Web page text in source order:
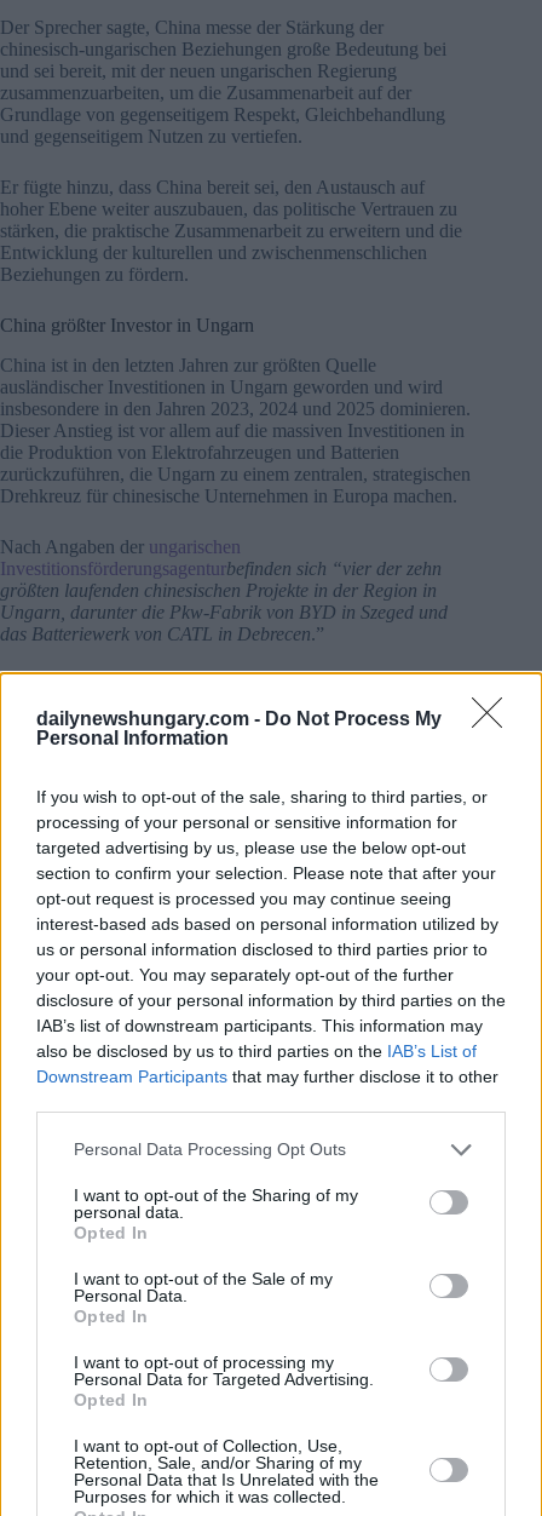
dailynewshungary.com - Do Not Process My
Personal Information
If you wish to opt-out of the sale, sharing to third parties, or
processing of your personal or sensitive information for
targeted advertising by us, please use the below opt-out
section to confirm your selection. Please note that after your
opt-out request is processed you may continue seeing
interest-based ads based on personal information utilized by
us or personal information disclosed to third parties prior to
your opt-out. You may separately opt-out of the further
disclosure of your personal information by third parties on the
IAB’s list of downstream participants. This information may
also be disclosed by us to third parties on the IAB’s List of
Downstream Participants that may further disclose it to other
Please note that this website/app uses one or more Google
not limited to your visit or usage behaviour. You may click to
grant or deny consent to Google and its third-party tags to
use your data for below specified purposes in below Google
consent section.
Personal Data Processing Opt Outs
I want to opt-out of the Sharing of my
personal data.
Opted In
I want to opt-out of the Sale of my
Personal Data.
Opted In
I want to opt-out of processing my
Personal Data for Targeted Advertising.
Opted In
I want to opt-out of Collection, Use,
Retention, Sale, and/or Sharing of my
Personal Data that Is Unrelated with the
Purposes for which it was collected.
Der Sprecher sagte, China messe der Stärkung der
chinesisch-ungarischen Beziehungen große Bedeutung bei
und sei bereit, mit der neuen ungarischen Regierung
zusammenzuarbeiten, um die Zusammenarbeit auf der
Grundlage von gegenseitigem Respekt, Gleichbehandlung
und gegenseitigem Nutzen zu vertiefen.
Er fügte hinzu, dass China bereit sei, den Austausch auf
hoher Ebene weiter auszubauen, das politische Vertrauen zu
stärken, die praktische Zusammenarbeit zu erweitern und die
Entwicklung der kulturellen und zwischenmenschlichen
Beziehungen zu fördern.
China größter Investor in Ungarn
China ist in den letzten Jahren zur größten Quelle
ausländischer Investitionen in Ungarn geworden und wird
insbesondere in den Jahren 2023, 2024 und 2025 dominieren.
Dieser Anstieg ist vor allem auf die massiven Investitionen in
die Produktion von Elektrofahrzeugen und Batterien
zurückzuführen, die Ungarn zu einem zentralen, strategischen
Drehkreuz für chinesische Unternehmen in Europa machen.
Nach Angaben der ungarischen
Investitionsförderungsagenturbefinden sich “vier der zehn
größten laufenden chinesischen Projekte in der Region in
Ungarn, darunter die Pkw-Fabrik von BYD in Szeged und
das Batteriewerk von CATL in Debrecen.”
hat sich damit seiner Politik der “Ostöffnung” angeschlossen.
Zu den wichtigsten BRI-Projekten gehört die Eisenbahnlinie
Ungarn-Serbien (Hochgeschwindigkeitsstrecke Budapest-
Unternehmen ausgebaut wird. Während der Güterverkehrauf
der Strecke bereits begonnenhat , steht die behördliche
Zulassung für den Personenverkehr weiterhin aus.
Was die chinesischen Investitionen in Ungarn angeht, ist
davon auszugehen, dass die neue Regierung den bisherigen
Kooperationskurs mit Peking weitgehend beibehalten wird.
Falls Sie es verpasst haben:
Fahrgastbetrieb auf der Hochgeschwindigkeitsstrecke
Budapest-Belgrad wirdtrotz früherer
Regierungsversprechen nicht aufgenommen
category politics #ce #china # Hungary
peter magyar and the tisza party
Your email address will not be published. Required fields are marked
*
*
Website